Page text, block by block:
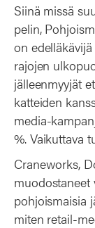
Siinä missä
pelin,
on
rajojen
jälleenmyyjät
katteiden
media-
%. Vaikuttava
Craneworks,
muodostaneet
pohjoismaisia
miten retail-